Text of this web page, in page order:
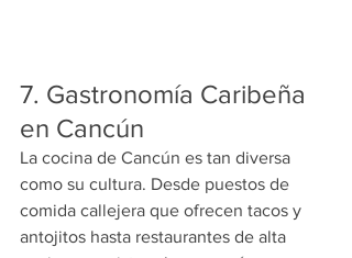
7. Gastronomía Caribeña
en Cancún
La cocina de Cancún es tan diversa
como su cultura. Desde puestos de
comida callejera que ofrecen tacos y
antojitos hasta restaurantes de alta